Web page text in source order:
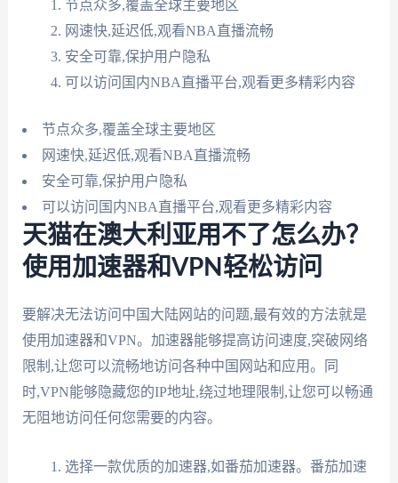
节点众多,覆盖全球主要地区
网速快,延迟低,观看NBA直播流畅
安全可靠,保护用户隐私
可以访问国内NBA直播平台,观看更多精彩内容
节点众多,覆盖全球主要地区
网速快,延迟低,观看NBA直播流畅
安全可靠,保护用户隐私
可以访问国内NBA直播平台,观看更多精彩内容
天猫在澳大利亚用不了怎么办？
使用加速器和VPN轻松访问
要解决无法访问中国大陆网站的问题,最有效的方法就是
使用加速器和VPN。加速器能够提高访问速度,突破网络
限制,让您可以流畅地访问各种中国网站和应用。同
时,VPN能够隐藏您的IP地址,绕过地理限制,让您可以畅通
无阻地访问任何您需要的内容。
选择一款优质的加速器,如番茄加速器。番茄加速